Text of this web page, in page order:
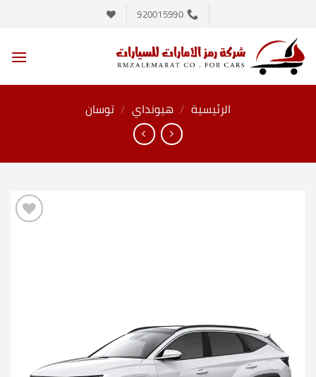
920015990
الرئيسية / هيونداي / توسان